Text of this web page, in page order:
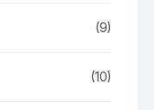
(9)
(10)